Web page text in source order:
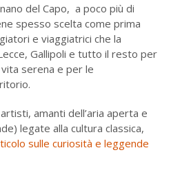
del Capo, a poco più di
spesso scelta come prima
e viaggiatrici che la
Gallipoli e tutto il resto per
serena e per le
amanti dell’aria aperta e
legate alla cultura classica,
sulle curiosità e leggende